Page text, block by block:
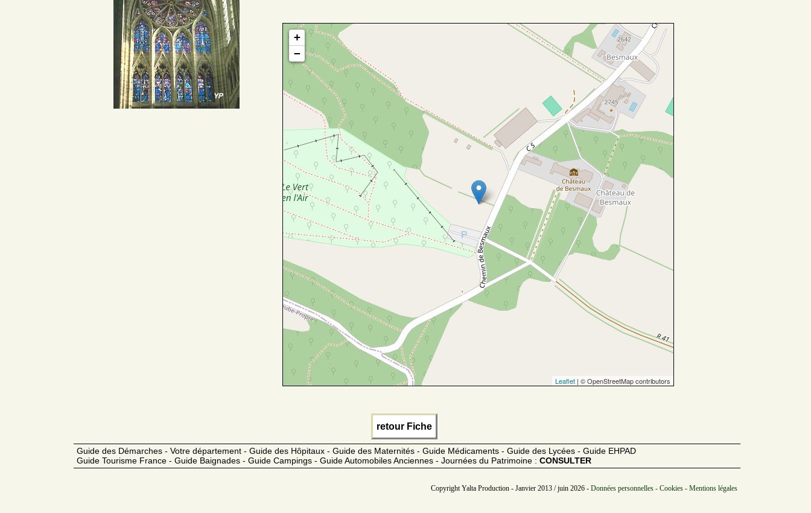
+
−
Leaflet| © OpenStreetMap contributors
retour Fiche
Guide des Démarches - Votre département - Guide des Hôpitaux - Guide des Maternités - Guide Médicaments - Guide des Lycées - Guide EHPAD
Guide Tourisme France - Guide Baignades - Guide Campings - Guide Automobiles Anciennes - Journées du Patrimoine : CONSULTER
Copyright Yalta Production - Janvier 2013 / juin 2026 - Données personnelles - Cookies - Mentions légales